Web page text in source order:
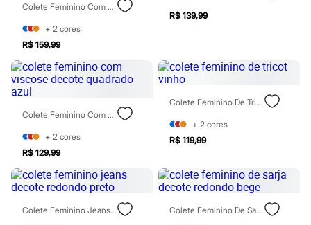
Leggings
Shorts e Bermudas
Tops
Moda íntima
Calcinhas
Cintas e Modeladores
Meias
Pijamas
Sutiãs e Tops
Moda praia
Biquínis
Maiôs
Saídas de praia
Personagens
Plus size
Blusas e Camisetas
Calças
Colete Feminino Com Viscose Decote Quadrado Rosa
+ 2 cores
R$ 159,99
R$ 139,99
Colete Feminino Com Viscose Decote Quadrado Azul
+ 2 cores
R$ 129,99
Colete Feminino De Tricot Vinho
+ 2 cores
R$ 119,99
Colete Feminino Jeans Decote Redondo Preto Colete Feminino De Sarja Decote Redondo Bege